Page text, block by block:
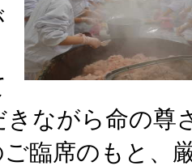
ながら命の尊
臨席のもと、